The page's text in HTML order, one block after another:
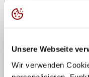
Unsere Webseite
Wir verwenden
zusammenstellen.
September.
bereits für zwei